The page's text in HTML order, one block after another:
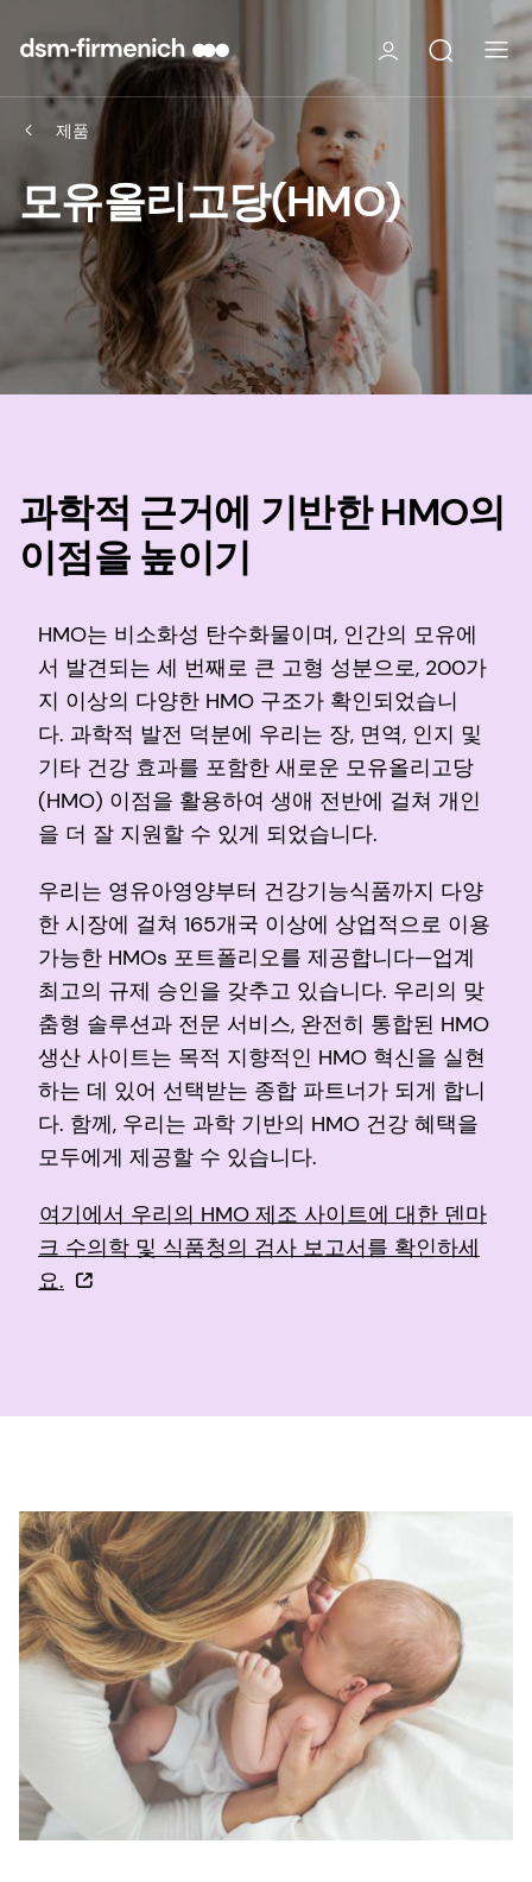
제품
모유올리고당(HMO)
과학적 근거에 기반한 HMO의
이점을 높이기
HMO는 비소화성 탄수화물이며, 인간의 모유에
서 발견되는 세 번째로 큰 고형 성분으로, 200가
지 이상의 다양한 HMO 구조가 확인되었습니
다. 과학적 발전 덕분에 우리는 장, 면역, 인지 및
기타 건강 효과를 포함한 새로운 모유올리고당
(HMO) 이점을 활용하여 생애 전반에 걸쳐 개인
을 더 잘 지원할 수 있게 되었습니다.
우리는 영유아영양부터 건강기능식품까지 다양
한 시장에 걸쳐 165개국 이상에 상업적으로 이용
가능한 HMOs 포트폴리오를 제공합니다—업계
최고의 규제 승인을 갖추고 있습니다. 우리의 맞
춤형 솔루션과 전문 서비스, 완전히 통합된 HMO
생산 사이트는 목적 지향적인 HMO 혁신을 실현
하는 데 있어 선택받는 종합 파트너가 되게 합니
다. 함께, 우리는 과학 기반의 HMO 건강 혜택을
모두에게 제공할 수 있습니다.
여기에서 우리의 HMO 제조 사이트에 대한 덴마
크 수의학 및 식품청의 검사 보고서를 확인하세
요.